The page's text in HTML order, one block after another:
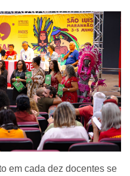
em cada dez docentes se